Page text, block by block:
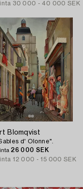
30 000 - 40 000 SEK
Blomqvist
d' Olonne".
26 000 SEK
12 000 - 15 000 SEK